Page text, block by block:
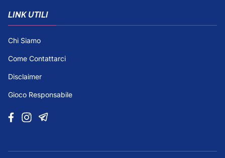
LINK UTILI
Chi Siamo
Come Contattarci
Disclaimer
Gioco Responsabile